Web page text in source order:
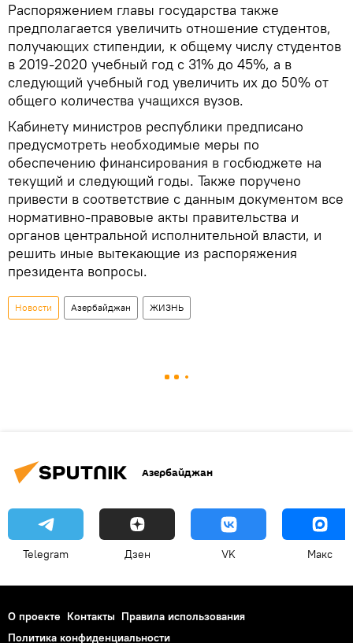
Распоряжением главы государства также
предполагается увеличить отношение студентов,
получающих стипендии, к общему числу студентов
в 2019-2020 учебный год с 31% до 45%, а в
следующий учебный год увеличить их до 50% от
общего количества учащихся вузов.
Кабинету министров республики предписано
предусмотреть необходимые меры по
обеспечению финансирования в госбюджете на
текущий и следующий годы. Также поручено
привести в соответствие с данным документом все
нормативно-правовые акты правительства и
органов центральной исполнительной власти, и
решить иные вытекающие из распоряжения
президента вопросы.
Новости Азербайджан ЖИЗНЬ
Азербайджан
Telegram Дзен VK Макс
О проекте Контакты Правила использования
Политика конфиденциальности